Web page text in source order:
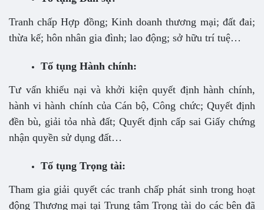
Tranh chấp Hợp đồng; Kinh doanh thương mại; đất đai;
thừa kế; hôn nhân gia đình; lao động; sở hữu trí tuệ…
Tố tụng Hành chính:
Tư vấn khiếu nại và khởi kiện quyết định hành chính,
hành vi hành chính của Cán bộ, Công chức; Quyết định
đền bù, giải tỏa nhà đất; Quyết định cấp sai Giấy chứng
nhận quyền sử dụng đất…
Tố tụng Trọng tài:
Tham gia giải quyết các tranh chấp phát sinh trong hoạt
động Thương mại tại Trung tâm Trọng tài do các bên đã